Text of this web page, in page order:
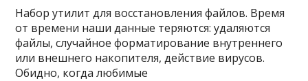
Набор утилит для восстановления файлов. Время
от времени наши данные теряются: удаляются
файлы, случайное форматирование внутреннего
или внешнего накопителя, действие вирусов.
Обидно, когда любимые